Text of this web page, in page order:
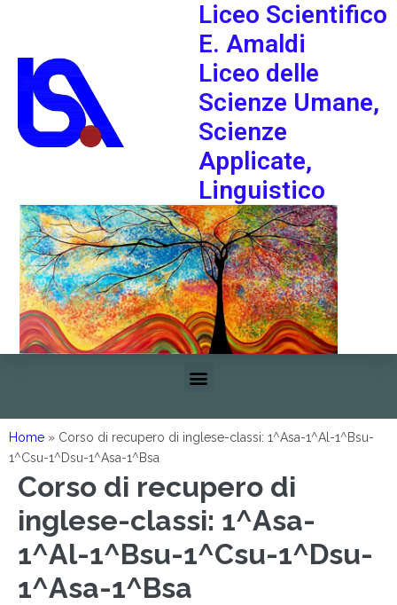
Liceo Scientifico
E. Amaldi
Liceo delle
Scienze Umane,
Scienze
Applicate,
Linguistico
Home » Corso di recupero di inglese-classi: 1^Asa-1^Al-1^Bsu-
1^Csu-1^Dsu-1^Asa-1^Bsa
Corso di recupero di
inglese-classi: 1^Asa-
1^Al-1^Bsu-1^Csu-1^Dsu-
1^Asa-1^Bsa